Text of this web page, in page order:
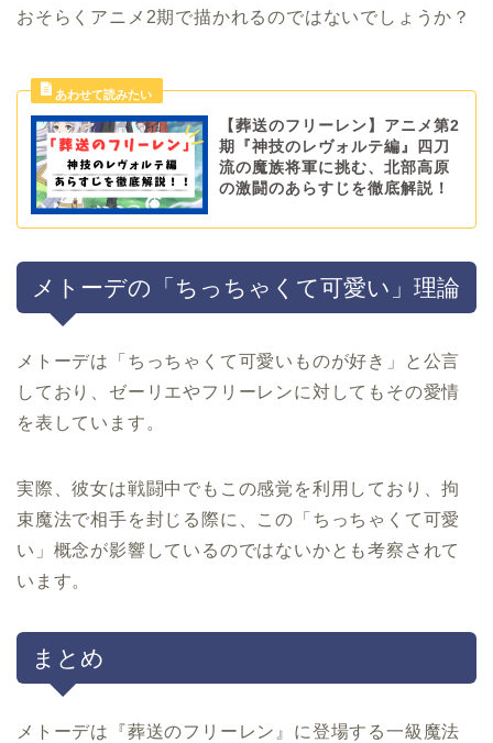
おそらくアニメ2期で描かれるのではないでしょうか？
【葬送のフリーレン】アニメ第2
期『神技のレヴォルテ編』四刀
流の魔族将軍に挑む、北部高原
の激闘のあらすじを徹底解説！
メトーデの「ちっちゃくて可愛い」理論
メトーデは「ちっちゃくて可愛いものが好き」と公言
しており、ゼーリエやフリーレンに対してもその愛情
を表しています。
実際、彼女は戦闘中でもこの感覚を利用しており、拘
束魔法で相手を封じる際に、この「ちっちゃくて可愛
い」概念が影響しているのではないかとも考察されて
います。
まとめ
メトーデは『葬送のフリーレン』に登場する一級魔法